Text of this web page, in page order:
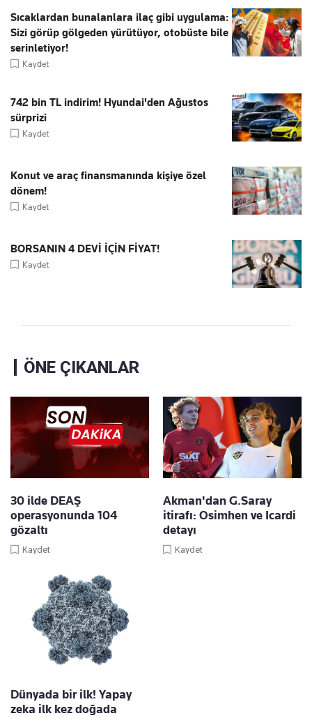
Sıcaklardan bunalanlara ilaç gibi uygulama:
Sizi görüp gölgeden yürütüyor, otobüste bile
serinletiyor!
Kaydet
742 bin TL indirim! Hyundai'den Ağustos
sürprizi
Kaydet
Konut ve araç finansmanında kişiye özel
dönem!
Kaydet
BORSANIN 4 DEVİ İÇİN FİYAT!
Kaydet
ÖNE ÇIKANLAR
30 ilde DEAŞ
operasyonunda 104
gözaltı
Kaydet
Akman'dan G.Saray
itirafı: Osimhen ve Icardi
detayı
Kaydet
Dünyada bir ilk! Yapay
zeka ilk kez doğada